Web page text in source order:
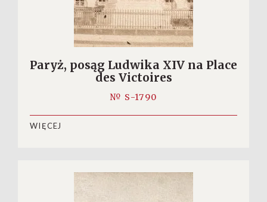
Paryż, posąg Ludwika XIV na Place
des Victoires
№ S-1790
WIĘCEJ